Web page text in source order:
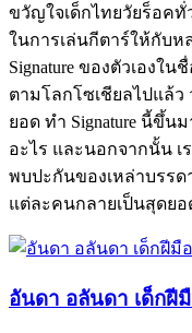
ขวัญใจเด็กไทยวัยร็อคทั่
ในการเล่นกีตาร์ให้กับห
Signature ของตัวเองใ
ตามโลกโซเชียลไปแล้ว
ยอด ทำ Signature นี้ขึ้
อะไร และนอกจากนั้น เ
พบปะกันของเหล่าบรรด
แต่ละคนกลายเป็นสุดย
อันดา อลันดา เด็กฝี